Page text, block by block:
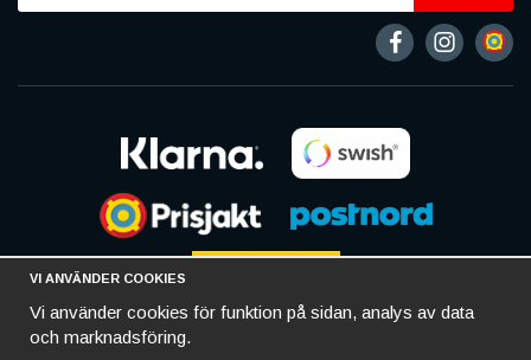
VI ANVÄNDER COOKIES
Vi använder cookies för funktion på sidan, analys av data
och marknadsföring.